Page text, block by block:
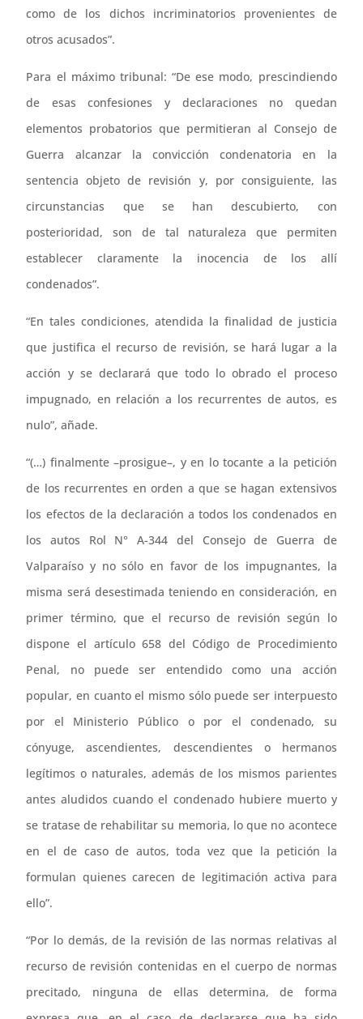
como de los dichos incriminatorios provenientes de
otros acusados”.
Para el máximo tribunal: “De ese modo, prescindiendo
de esas confesiones y declaraciones no quedan
elementos probatorios que permitieran al Consejo de
Guerra alcanzar la convicción condenatoria en la
sentencia objeto de revisión y, por consiguiente, las
circunstancias que se han descubierto, con
posterioridad, son de tal naturaleza que permiten
establecer claramente la inocencia de los allí
condenados”.
“En tales condiciones, atendida la finalidad de justicia
que justifica el recurso de revisión, se hará lugar a la
acción y se declarará que todo lo obrado el proceso
impugnado, en relación a los recurrentes de autos, es
nulo”, añade.
“(…) finalmente –prosigue–, y en lo tocante a la petición
de los recurrentes en orden a que se hagan extensivos
los efectos de la declaración a todos los condenados en
los autos Rol N° A-344 del Consejo de Guerra de
Valparaíso y no sólo en favor de los impugnantes, la
misma será desestimada teniendo en consideración, en
primer término, que el recurso de revisión según lo
dispone el artículo 658 del Código de Procedimiento
Penal, no puede ser entendido como una acción
popular, en cuanto el mismo sólo puede ser interpuesto
por el Ministerio Público o por el condenado, su
cónyuge, ascendientes, descendientes o hermanos
legítimos o naturales, además de los mismos parientes
antes aludidos cuando el condenado hubiere muerto y
se tratase de rehabilitar su memoria, lo que no acontece
en el de caso de autos, toda vez que la petición la
formulan quienes carecen de legitimación activa para
ello”.
“Por lo demás, de la revisión de las normas relativas al
recurso de revisión contenidas en el cuerpo de normas
precitado, ninguna de ellas determina, de forma